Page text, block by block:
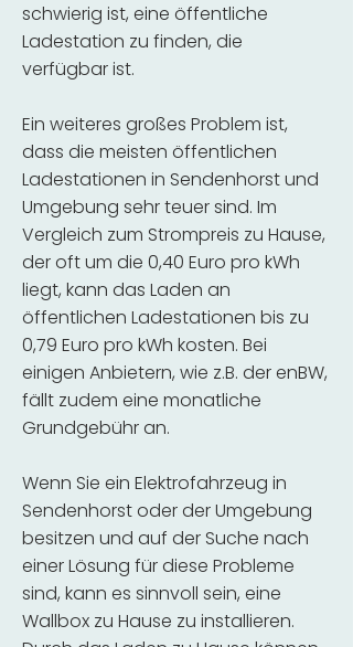
schwierig ist, eine öffentliche
Ladestation zu finden, die
verfügbar ist.
Ein weiteres großes Problem ist,
dass die meisten öffentlichen
Ladestationen in Sendenhorst und
Umgebung sehr teuer sind. Im
Vergleich zum Strompreis zu Hause,
der oft um die 0,40 Euro pro kWh
liegt, kann das Laden an
öffentlichen Ladestationen bis zu
0,79 Euro pro kWh kosten. Bei
einigen Anbietern, wie z.B. der enBW,
fällt zudem eine monatliche
Grundgebühr an.
Wenn Sie ein Elektrofahrzeug in
Sendenhorst oder der Umgebung
besitzen und auf der Suche nach
einer Lösung für diese Probleme
sind, kann es sinnvoll sein, eine
Wallbox zu Hause zu installieren.